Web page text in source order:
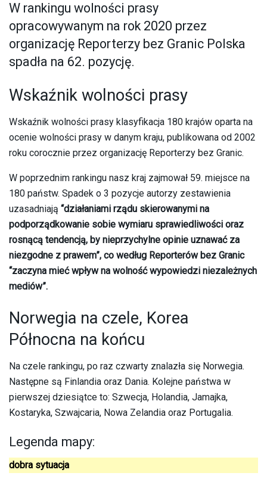
W rankingu wolności prasy
opracowywanym na rok 2020 przez
organizację Reporterzy bez Granic Polska
spadła na 62. pozycję.
Wskaźnik wolności prasy
Wskaźnik wolności prasy klasyfikacja 180 krajów oparta na
ocenie wolności prasy w danym kraju, publikowana od 2002
roku corocznie przez organizację Reporterzy bez Granic.
W poprzednim rankingu nasz kraj zajmował 59. miejsce na
180 państw. Spadek o 3 pozycje autorzy zestawienia
uzasadniają “działaniami rządu skierowanymi na
podporządkowanie sobie wymiaru sprawiedliwości oraz
rosnącą tendencją, by nieprzychylne opinie uznawać za
niezgodne z prawem”, co według Reporterów bez Granic
“zaczyna mieć wpływ na wolność wypowiedzi niezależnych
mediów”.
Norwegia na czele, Korea
Północna na końcu
Na czele rankingu, po raz czwarty znalazła się Norwegia.
Następne są Finlandia oraz Dania. Kolejne państwa w
pierwszej dziesiątce to: Szwecja, Holandia, Jamajka,
Kostaryka, Szwajcaria, Nowa Zelandia oraz Portugalia.
Legenda mapy:
dobra sytuacja